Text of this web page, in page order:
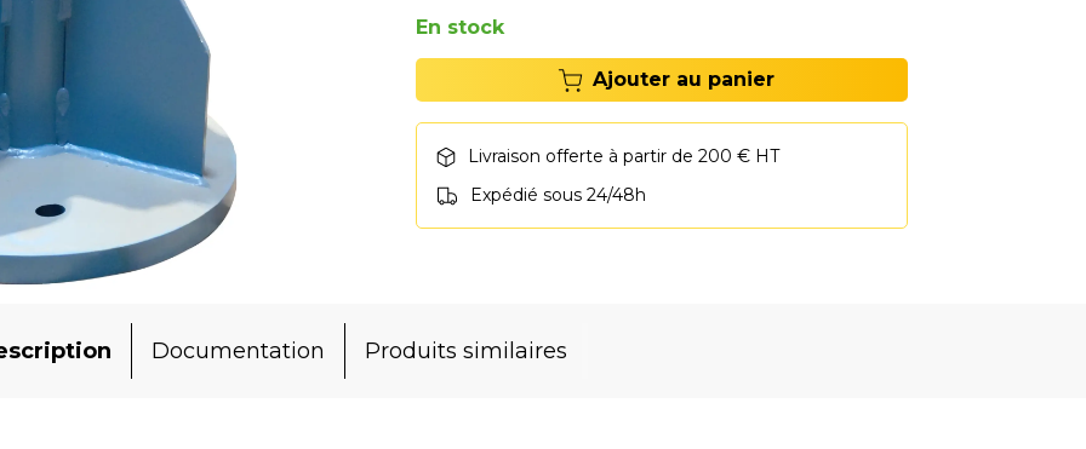
En stock
Ajouter au panier
Livraison offerte à partir de 200 € HT
Expédié sous 24/48h
Documentation Produits similaires